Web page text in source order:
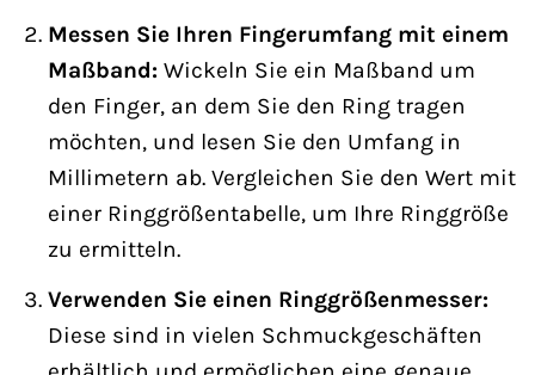
Messen Sie Ihren Fingerumfang mit einem
Maßband:Wickeln Sie ein Maßband um
den Finger, an dem Sie den Ring tragen
möchten, und lesen Sie den Umfang in
Millimetern ab. Vergleichen Sie den Wert mit
einer Ringgrößentabelle, um Ihre Ringgröße
zu ermitteln.
Verwenden Sie einen Ringgrößenmesser:
Diese sind in vielen Schmuckgeschäften